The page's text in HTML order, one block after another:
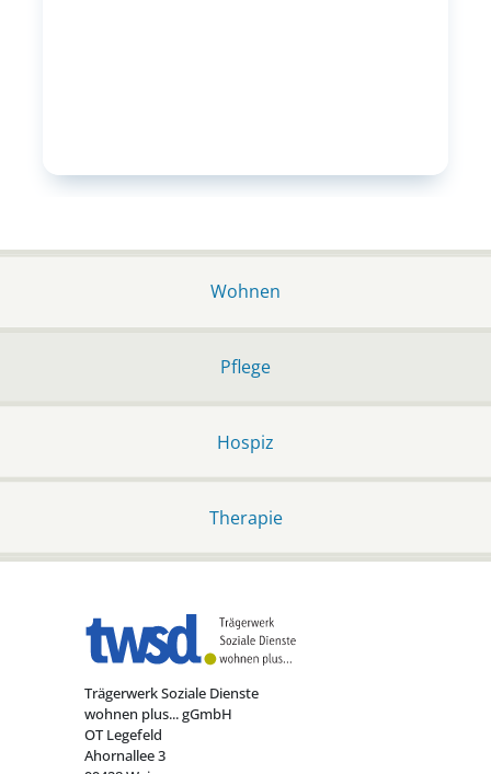
Wohnen
Pflege
Hospiz
Therapie
Trägerwerk Soziale Dienste
wohnen plus... gGmbH
OT Legefeld
Ahornallee 3